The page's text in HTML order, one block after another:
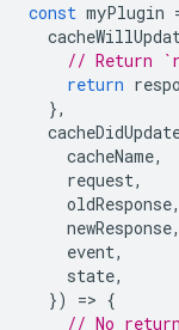
const myPlugin
// Return
return
},
cacheName,
request,
oldResponse,
newResponse,
event,
state,
})
=> {
// No